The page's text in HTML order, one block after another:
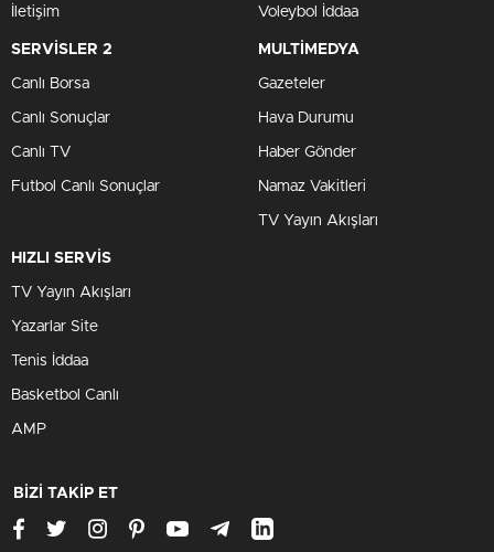
İletişim Voleybol İddaa
SERVİSLER 2
Canlı Borsa
Canlı Sonuçlar
Canlı TV
Futbol Canlı Sonuçlar
MULTİMEDYA
Gazeteler
Hava Durumu
Haber Gönder
Namaz Vakitleri
TV Yayın Akışları
HIZLI SERVİS
TV Yayın Akışları
Yazarlar Site
Tenis İddaa
Basketbol Canlı
AMP
BİZİ TAKİP ET